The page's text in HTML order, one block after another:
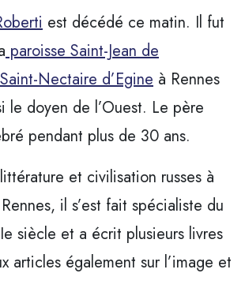
est décédé ce matin. Il fut
paroisse Saint-Jean de
Nectaire d’Egine à Rennes
le doyen de l’Ouest. Le père
pendant plus de 30 ans.
et civilisation russes à
il s’est fait spécialiste du
siècle et a écrit plusieurs livres
articles également sur l’image et